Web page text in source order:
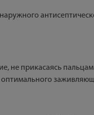
не прикасаясь